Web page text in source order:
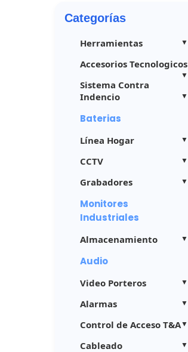
Categorías
Herramientas
Accesorios Tecnologicos
Sistema Contra
Indencio
Baterias
Línea Hogar
CCTV
Grabadores
Monitores
Industriales
Almacenamiento
Audio
Video Porteros
Alarmas
Control de Acceso T&A
Cableado